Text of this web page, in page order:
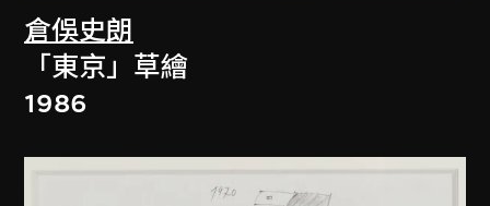
倉俁史朗
「東京」草繪
1986